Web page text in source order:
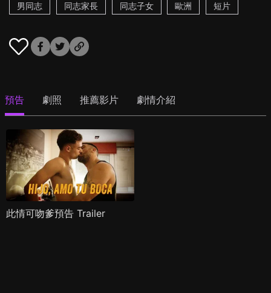
男同志
同志家長 同志子女 歐洲 短片
預告 劇照 推薦影片 劇情介紹
此情可吻爹預告 Trailer